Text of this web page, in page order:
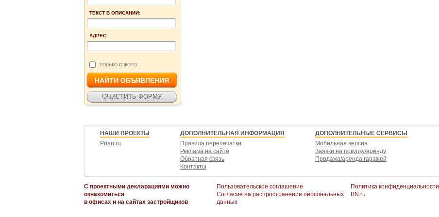
ТЕКСТ В ОПИСАНИИ:
АДРЕС:
ТОЛЬКО С ФОТО
НАШИ ПРОЕКТЫ
Prian.ru
ДОПОЛНИТЕЛЬНАЯ ИНФОРМАЦИЯ
Правила перепечатки
Реклама на сайте
Обратная связь
Контакты
ДОПОЛНИТЕЛЬНЫЕ СЕРВИСЫ
Мобильная версия
Заявки на покупку/аренду
Продажа/аренда гаражей
С проектными декларациями можно
ознакомиться
в офисах и на сайтах застройщиков
Пользовательское соглашение
Согласие на распространение персональных
данных
Политика конфиденциальности
BN.ru